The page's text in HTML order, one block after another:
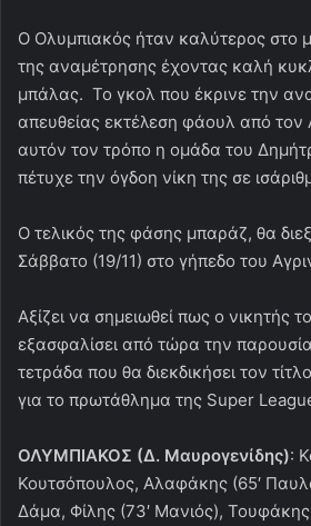
Ο Ολυμπιακός ήταν καλύτερος στο
της αναμέτρησης έχοντας καλή
μπάλας. Το γκολ που έκρινε την
απευθείας εκτέλεση φάουλ από τον
αυτόν τον τρόπο η ομάδα του
πέτυχε την όγδοη νίκη της σε
Ο τελικός της φάσης μπαράζ, θα
Σάββατο (19/11) στο γήπεδο του
Αξίζει να σημειωθεί πως ο νικητής
εξασφαλίσει από τώρα την
τετράδα που θα διεκδικήσει τον
για το πρωτάθλημα της Super
ΟΛΥΜΠΙΑΚΟΣ (Δ. Μαυρογενίδης):
Κουτσόπουλος, Αλαφάκης (65′
Δάμα, Φίλης (73′ Μανιός), Τουφάκης